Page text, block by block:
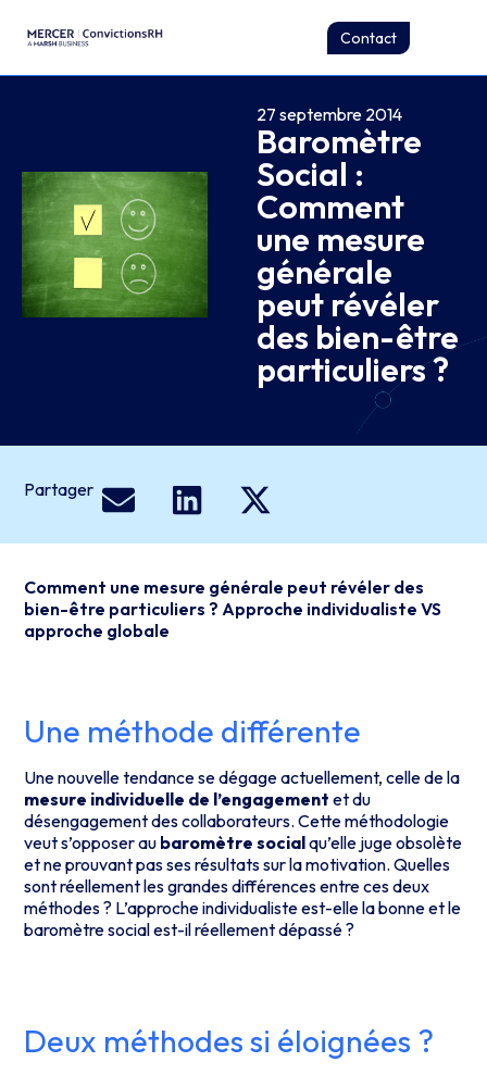
Contact
27 septembre 2014
Baromètre
Social :
Comment
une mesure
générale
peut révéler
des bien-être
particuliers ?
Partager
Comment une mesure générale peut révéler des
bien-être particuliers ? Approche individualiste VS
approche globale
Une méthode différente
Une nouvelle tendance se dégage actuellement, celle de la
mesure individuelle de l’engagement et du
désengagement des collaborateurs. Cette méthodologie
veut s’opposer au baromètre socialqu’elle juge obsolète
et ne prouvant pas ses résultats sur la motivation. Quelles
sont réellement les grandes différences entre ces deux
méthodes ? L’approche individualiste est-elle la bonne et le
baromètre social est-il réellement dépassé ?
Deux méthodes si éloignées ?